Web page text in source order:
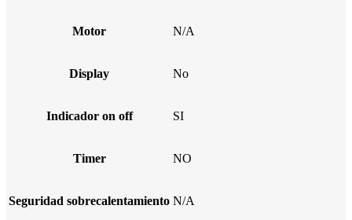
Motor N/A
Display No
Indicador on off SI
Timer NO
Seguridad sobrecalentamiento N/A